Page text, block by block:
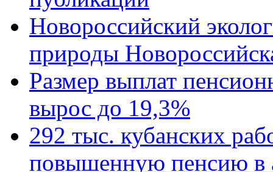
Новороссийский
природы
Размер выплат
вырос до 19,3%
292 тыс. кубанских
повышенную пенсию в